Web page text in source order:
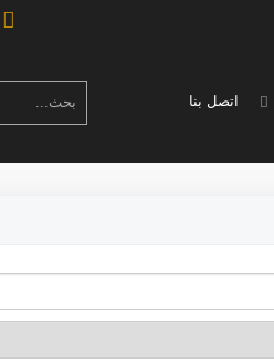
بحث... اتصل بنا